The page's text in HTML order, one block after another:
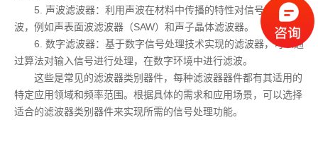
5. 声波滤波器：利用声波在材料中传播的特性对信号进行滤
波，例如声表面波滤波器（SAW）和声子晶体滤波器。
6. 数字滤波器：基于数字信号处理技术实现的滤波器，可以通
过算法对输入信号进行处理，在数字环境中进行滤波。
这些是常见的滤波器类别器件，每种滤波器器件都有其适用的
特定应用领域和频率范围。根据具体的需求和应用场景，可以选择
适合的滤波器类别器件来实现所需的信号处理功能。